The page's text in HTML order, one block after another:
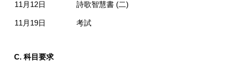
11月12日 詩歌智慧書 (二)
11月19日 考試
C. 科目要求